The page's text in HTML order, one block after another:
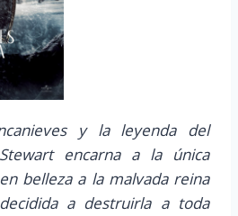
y la leyenda del
encarna a la única
belleza a la malvada reina
a destruirla a toda